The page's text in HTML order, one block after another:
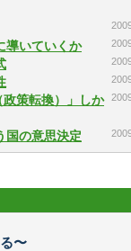
導いていくか
策転換）」しか
国の意思決定
〜